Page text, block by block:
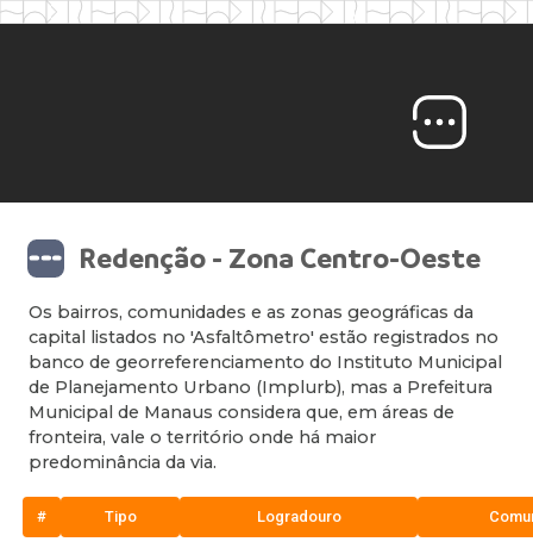
Redenção - Zona Centro-Oeste
Os bairros, comunidades e as zonas geográficas da
capital listados no 'Asfaltômetro' estão registrados no
banco de georreferenciamento do Instituto Municipal
de Planejamento Urbano (Implurb), mas a Prefeitura
Municipal de Manaus considera que, em áreas de
fronteira, vale o território onde há maior
predominância da via.
# Tipo Logradouro